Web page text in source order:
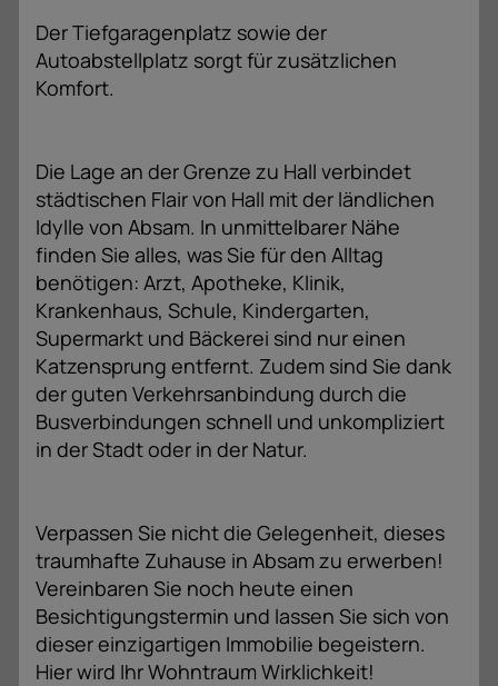
Der Tiefgaragenplatz sowie der
Autoabstellplatz sorgt für zusätzlichen
Komfort.
Die Lage an der Grenze zu Hall verbindet
städtischen Flair von Hall mit der ländlichen
Idylle von Absam. In unmittelbarer Nähe
finden Sie alles, was Sie für den Alltag
benötigen: Arzt, Apotheke, Klinik,
Krankenhaus, Schule, Kindergarten,
Supermarkt und Bäckerei sind nur einen
Katzensprung entfernt. Zudem sind Sie dank
der guten Verkehrsanbindung durch die
Busverbindungen schnell und unkompliziert
in der Stadt oder in der Natur.
Verpassen Sie nicht die Gelegenheit, dieses
traumhafte Zuhause in Absam zu erwerben!
Vereinbaren Sie noch heute einen
Besichtigungstermin und lassen Sie sich von
dieser einzigartigen Immobilie begeistern.
Hier wird Ihr Wohntraum Wirklichkeit!